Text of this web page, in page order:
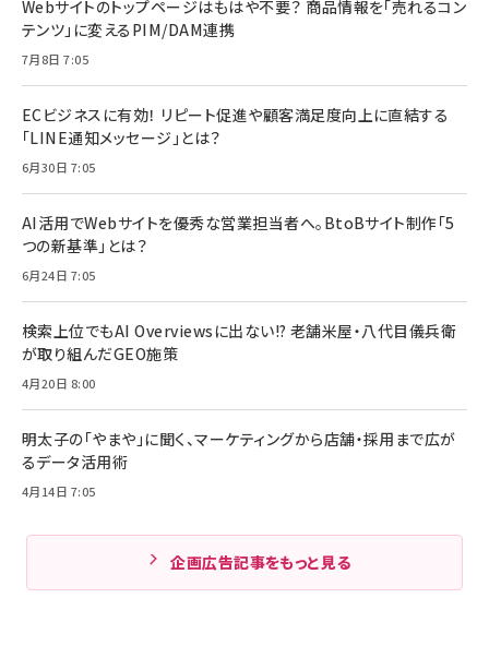
Webサイトのトップページはもはや不要？ 商品情報を「売れるコン
テンツ」に変えるPIM/DAM連携
7月8日 7:05
ECビジネスに有効！ リピート促進や顧客満足度向上に直結する
「LINE通知メッセージ」とは？
6月30日 7:05
AI活用でWebサイトを優秀な営業担当者へ。BtoBサイト制作「5
つの新基準」とは？
6月24日 7:05
検索上位でもAI Overviewsに出ない!? 老舗米屋・八代目儀兵衛
が取り組んだGEO施策
4月20日 8:00
明太子の「やまや」に聞く、マーケティングから店舗・採用まで広が
るデータ活用術
4月14日 7:05
企画広告記事をもっと見る